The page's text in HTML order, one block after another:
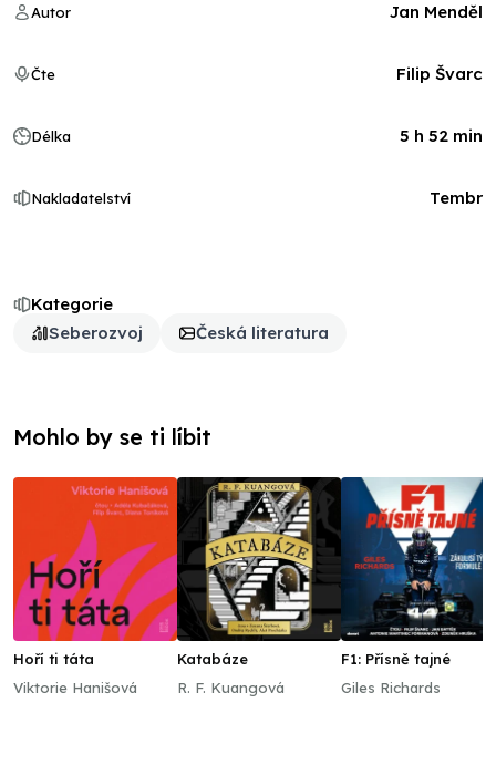
Kategorie
Seberozvoj
Česká literatura
Autor Jan Menděl
Čte Filip Švarc
Délka 5 h 52 min
Nakladatelství Tembr
Mohlo by se ti líbit
Hoří ti táta
Viktorie Hanišová
Katabáze
R. F. Kuangová
F1: Přísně tajné
Giles Richards